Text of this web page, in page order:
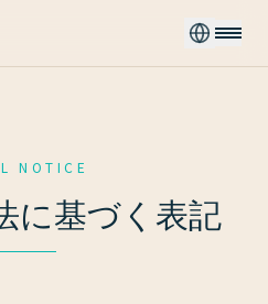
NOTICE
に基づく表記